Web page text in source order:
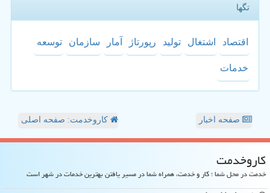
تگها
اقتصاد اشتغال تولید رپورتاژ آمار سازمان توسعه
خدمات
صفحه اخبار کاروخدمت: صفحه اصلی
كاروخدمت
خدمت در محل شما ؛ کار و خدمت، همراه شما در مسیر یافتن بهترین خدمات در شهر است